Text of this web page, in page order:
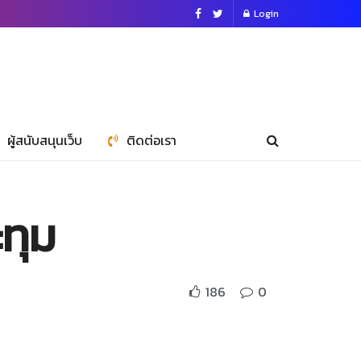
Login
ผู้สนับสนุนเว็บ ติดต่อเรา
ม
186 0